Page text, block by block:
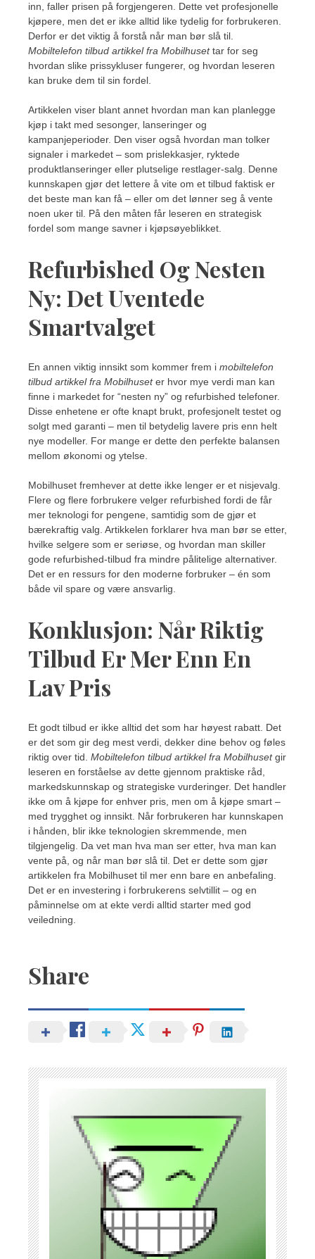
inn, faller prisen på forgjengeren. Dette vet profesjonelle
kjøpere, men det er ikke alltid like tydelig for forbrukeren.
Derfor er det viktig å forstå når man bør slå til.
Mobiltelefon tilbud artikkel fra Mobilhusettar for seg
hvordan slike prissykluser fungerer, og hvordan leseren
kan bruke dem til sin fordel.
Artikkelen viser blant annet hvordan man kan planlegge
kjøp i takt med sesonger, lanseringer og
kampanjeperioder. Den viser også hvordan man tolker
signaler i markedet – som prislekkasjer, ryktede
produktlanseringer eller plutselige restlager-salg. Denne
kunnskapen gjør det lettere å vite om et tilbud faktisk er
det beste man kan få – eller om det lønner seg å vente
noen uker til. På den måten får leseren en strategisk
fordel som mange savner i kjøpsøyeblikket.
Refurbished Og Nesten
Ny: Det Uventede
Smartvalget
En annen viktig innsikt som kommer frem i mobiltelefon
tilbud artikkel fra Mobilhuseter hvor mye verdi man kan
finne i markedet for “nesten ny” og refurbished telefoner.
Disse enhetene er ofte knapt brukt, profesjonelt testet og
solgt med garanti – men til betydelig lavere pris enn helt
nye modeller. For mange er dette den perfekte balansen
mellom økonomi og ytelse.
Mobilhuset fremhever at dette ikke lenger er et nisjevalg.
Flere og flere forbrukere velger refurbished fordi de får
mer teknologi for pengene, samtidig som de gjør et
bærekraftig valg. Artikkelen forklarer hva man bør se etter,
hvilke selgere som er seriøse, og hvordan man skiller
gode refurbished-tilbud fra mindre pålitelige alternativer.
Det er en ressurs for den moderne forbruker – én som
både vil spare og være ansvarlig.
Konklusjon: Når Riktig
Tilbud Er Mer Enn En
Lav Pris
Et godt tilbud er ikke alltid det som har høyest rabatt. Det
er det som gir deg mest verdi, dekker dine behov og føles
riktig over tid. Mobiltelefon tilbud artikkel fra Mobilhusetgir
leseren en forståelse av dette gjennom praktiske råd,
markedskunnskap og strategiske vurderinger. Det handler
ikke om å kjøpe for enhver pris, men om å kjøpe smart –
med trygghet og innsikt. Når forbrukeren har kunnskapen
i hånden, blir ikke teknologien skremmende, men
tilgjengelig. Da vet man hva man ser etter, hva man kan
vente på, og når man bør slå til. Det er dette som gjør
artikkelen fra Mobilhuset til mer enn bare en anbefaling.
Det er en investering i forbrukerens selvtillit – og en
påminnelse om at ekte verdi alltid starter med god
veiledning.
Share